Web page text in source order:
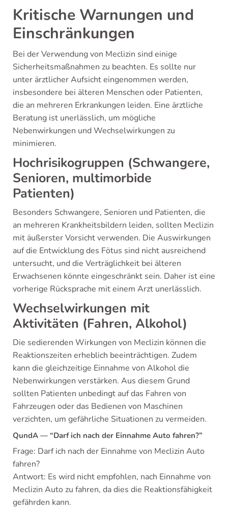
Kritische Warnungen und
Einschränkungen
Bei der Verwendung von Meclizin sind einige
Sicherheitsmaßnahmen zu beachten. Es sollte nur
unter ärztlicher Aufsicht eingenommen werden,
insbesondere bei älteren Menschen oder Patienten,
die an mehreren Erkrankungen leiden. Eine ärztliche
Beratung ist unerlässlich, um mögliche
Nebenwirkungen und Wechselwirkungen zu
minimieren.
Hochrisikogruppen (Schwangere,
Senioren, multimorbide
Patienten)
Besonders Schwangere, Senioren und Patienten, die
an mehreren Krankheitsbildern leiden, sollten Meclizin
mit äußerster Vorsicht verwenden. Die Auswirkungen
auf die Entwicklung des Fötus sind nicht ausreichend
untersucht, und die Verträglichkeit bei älteren
Erwachsenen könnte eingeschränkt sein. Daher ist eine
vorherige Rücksprache mit einem Arzt unerlässlich.
Wechselwirkungen mit
Aktivitäten (Fahren, Alkohol)
Die sedierenden Wirkungen von Meclizin können die
Reaktionszeiten erheblich beeinträchtigen. Zudem
kann die gleichzeitige Einnahme von Alkohol die
Nebenwirkungen verstärken. Aus diesem Grund
sollten Patienten unbedingt auf das Fahren von
Fahrzeugen oder das Bedienen von Maschinen
verzichten, um gefährliche Situationen zu vermeiden.
QundA — “Darf ich nach der Einnahme Auto fahren?”
Frage: Darf ich nach der Einnahme von Meclizin Auto
fahren?
Antwort: Es wird nicht empfohlen, nach Einnahme von
Meclizin Auto zu fahren, da dies die Reaktionsfähigkeit
gefährden kann.